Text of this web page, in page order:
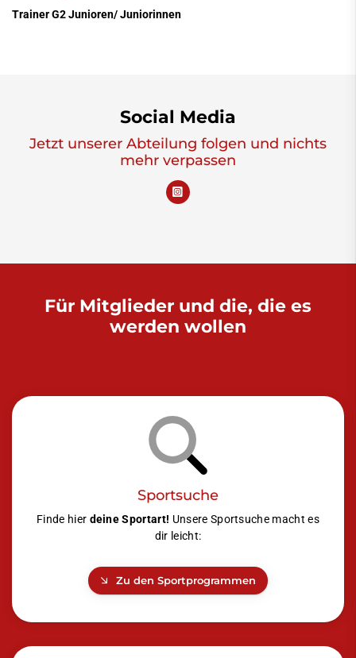
Trainer G2 Junioren/ Juniorinnen
Social Media
Jetzt unserer Abteilung folgen und nichts
mehr verpassen
Für Mitglieder und die, die es
werden wollen
Sportsuche
Finde hier deine Sportart! Unsere Sportsuche macht es
dir leicht:
Zu den Sportprogrammen